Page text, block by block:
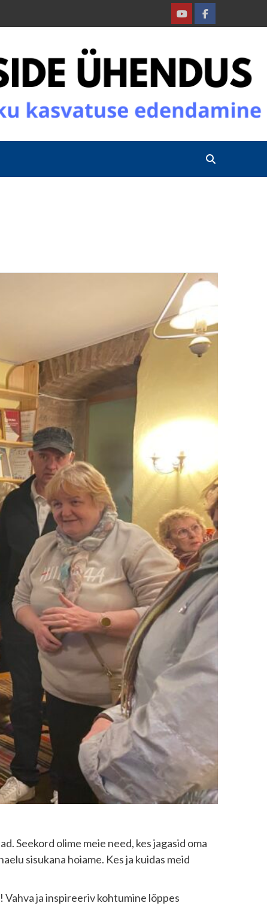
YoutubeFacebook
Seekord olime meie need, kes jagasid oma
sisukana hoiame. Kes ja kuidas meid
ja inspireeriv kohtumine lõppes